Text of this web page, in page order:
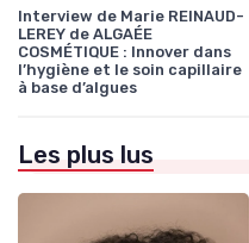
Interview de Marie REINAUD-
LEREY de ALGAÉE
COSMÉTIQUE : Innover dans
l’hygiène et le soin capillaire
à base d’algues
Les plus lus